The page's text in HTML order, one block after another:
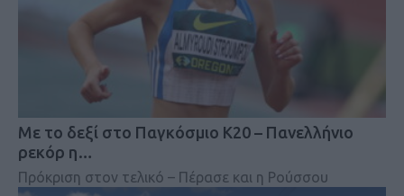
Mε το δεξί στο Παγκόσμιο Κ20 – Πανελλήνιο
ρεκόρ η…
Πρόκριση στον τελικό – Πέρασε και η Ρούσσου